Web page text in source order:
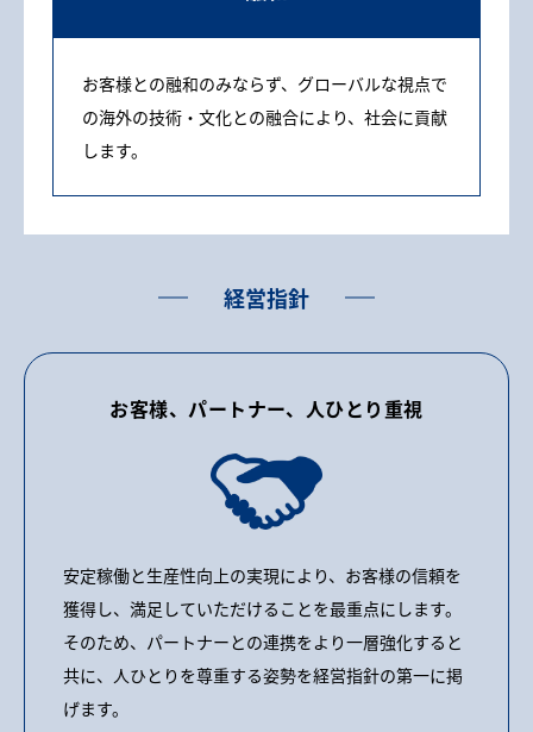
お客様との融和のみならず、グローバルな視点で
の海外の技術・文化との融合により、社会に貢献
します。
経営指針
お客様、パートナー、人ひとり重視
安定稼働と生産性向上の実現により、お客様の信頼を
獲得し、満足していただけることを最重点にします。
そのため、パートナーとの連携をより一層強化すると
共に、人ひとりを尊重する姿勢を経営指針の第一に掲
げます。